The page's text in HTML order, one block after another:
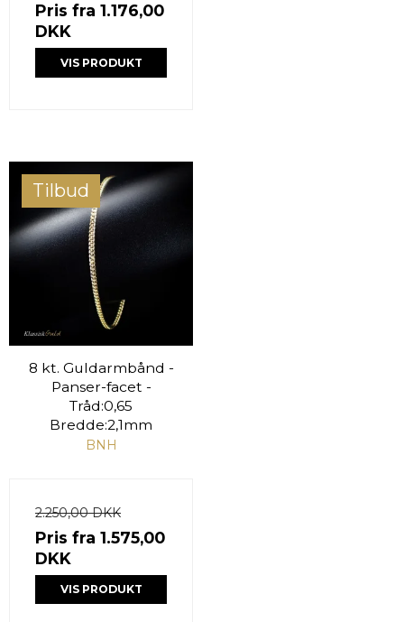
Pris fra 1.176,00
DKK
VIS PRODUKT
Tilbud
8 kt. Guldarmbånd -
Panser-facet -
Tråd:0,65
Bredde:2,1mm
BNH
2.250,00 DKK
Pris fra 1.575,00
DKK
VIS PRODUKT